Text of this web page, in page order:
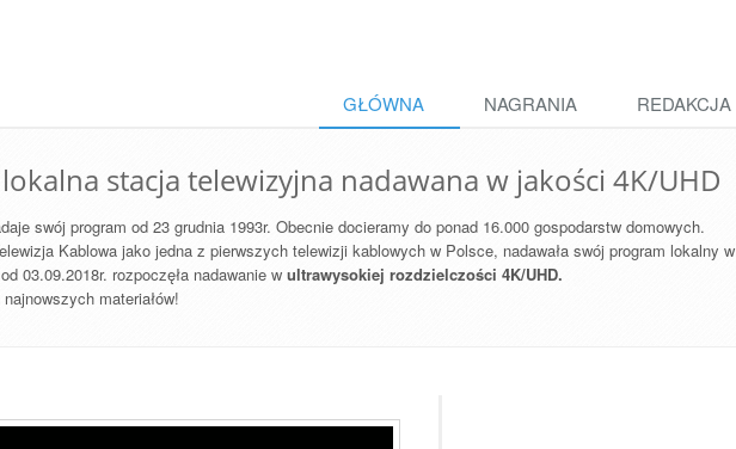
GŁÓWNA NAGRANIA REDAKCJA
stacja telewizyjna nadawana w jakości 4K/UHD
swój program od 23 grudnia 1993r. Obecnie docieramy do ponad 16.000 gospodarstw domowych.
Kablowa jako jedna z pierwszych telewizji kablowych w Polsce, nadawała swój program lokalny w
03.09.2018r. rozpoczęła nadawanie w ultrawysokiej rozdzielczości 4K/UHD.
materiałów!